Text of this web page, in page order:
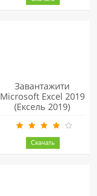
Завантажити
Microsoft Excel 2019
(Ексель 2019)
Безкоштовно